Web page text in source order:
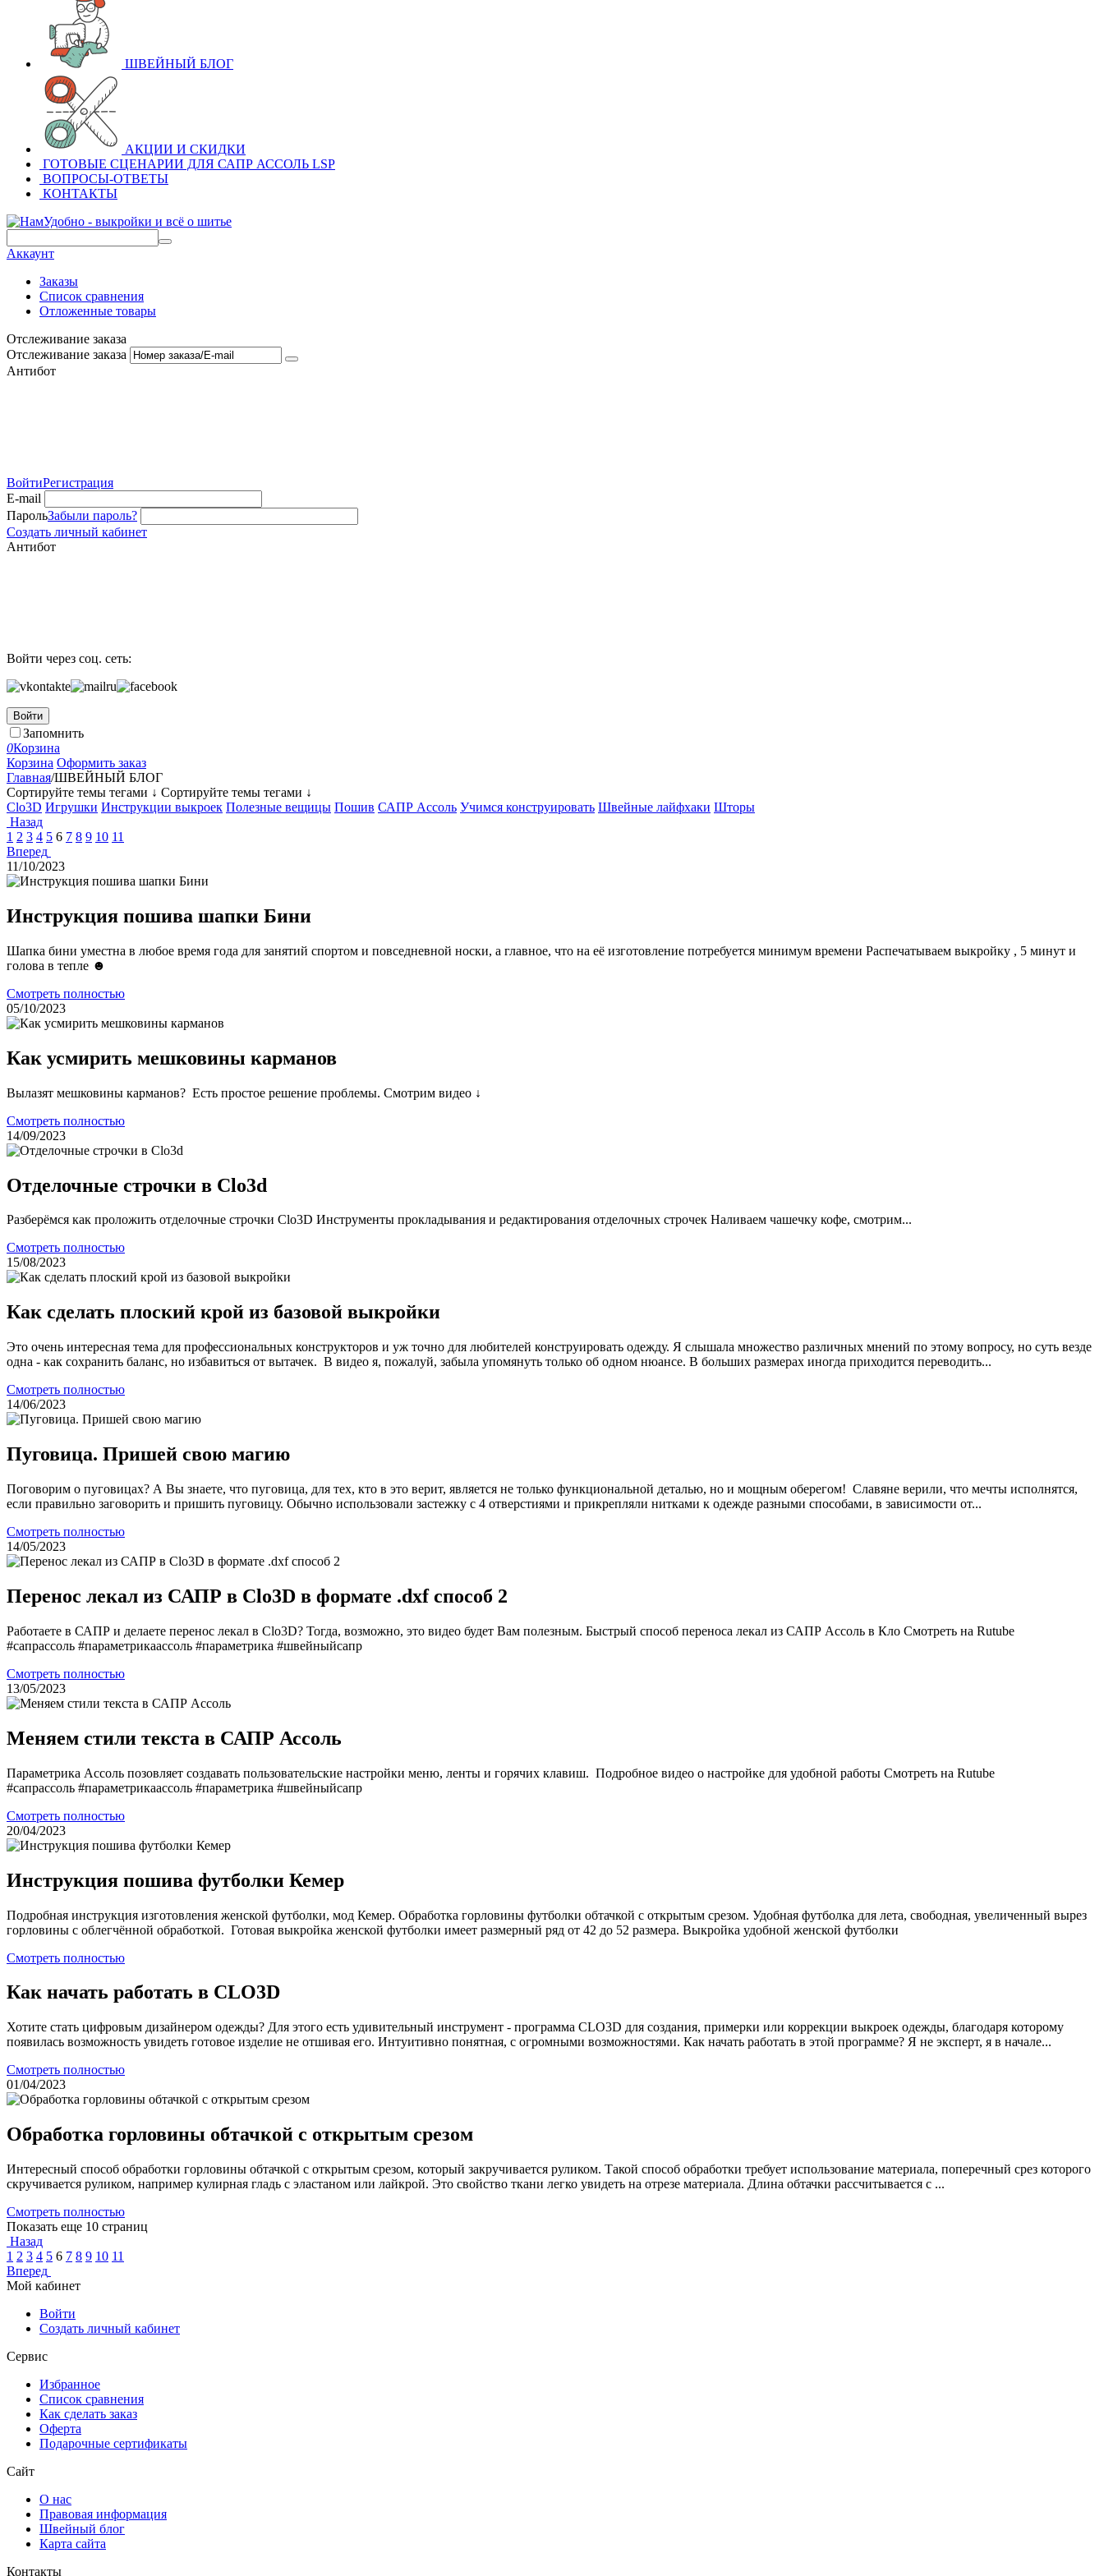
ШВЕЙНЫЙ БЛОГ
АКЦИИ И СКИДКИ
ГОТОВЫЕ СЦЕНАРИИ ДЛЯ САПР АССОЛЬ LSP
ВОПРОСЫ-ОТВЕТЫ
КОНТАКТЫ
Аккаунт
Заказы
Список сравнения
Отложенные товары
Отслеживание заказа
Отслеживание заказа
Антибот
ВойтиРегистрация
E-mail
ПарольЗабыли пароль?
Создать личный кабинет
Антибот
Войти через соц. сеть:
Войти
Запомнить
0Корзина
Корзина Оформить заказ
Главная/ШВЕЙНЫЙ БЛОГ
Сортируйте темы тегами ↓ Сортируйте темы тегами ↓
Clo3D Игрушки Инструкции выкроек Полезные вещицы Пошив САПР Ассоль Учимся конструировать Швейные лайфхаки Шторы
Назад
1 2 3 4 5 6 7 8 9 10 11
Вперед
11/10/2023
Инструкция пошива шапки Бини
Шапка бини уместна в любое время года для занятий спортом и повседневной носки, а главное, что на её изготовление потребуется минимум времени Распечатываем выкройку , 5 минут и
голова в тепле ☻
Смотреть полностью
05/10/2023
Как усмирить мешковины карманов
Вылазят мешковины карманов? Есть простое решение проблемы. Смотрим видео ↓
Смотреть полностью
14/09/2023
Отделочные строчки в Clo3d
Разберёмся как проложить отделочные строчки Clo3D Инструменты прокладывания и редактирования отделочных строчек Наливаем чашечку кофе, смотрим...
Смотреть полностью
15/08/2023
Как сделать плоский крой из базовой выкройки
Это очень интересная тема для профессиональных конструкторов и уж точно для любителей конструировать одежду. Я слышала множество различных мнений по этому вопросу, но суть везде
одна - как сохранить баланс, но избавиться от вытачек. В видео я, пожалуй, забыла упомянуть только об одном нюансе. В больших размерах иногда приходится переводить...
Смотреть полностью
14/06/2023
Пуговица. Пришей свою магию
Поговорим о пуговицах? А Вы знаете, что пуговица, для тех, кто в это верит, является не только функциональной деталью, но и мощным оберегом! Славяне верили, что мечты исполнятся,
если правильно заговорить и пришить пуговицу. Обычно использовали застежку с 4 отверстиями и прикрепляли нитками к одежде разными способами, в зависимости от...
Смотреть полностью
14/05/2023
Перенос лекал из САПР в Clo3D в формате .dxf способ 2
Работаете в САПР и делаете перенос лекал в Clo3D? Тогда, возможно, это видео будет Вам полезным. Быстрый способ переноса лекал из САПР Ассоль в Кло Смотреть на Rutube
#сапрассоль #параметрикаассоль #параметрика #швейныйсапр
Смотреть полностью
13/05/2023
Меняем стили текста в САПР Ассоль
Параметрика Ассоль позовляет создавать пользовательские настройки меню, ленты и горячих клавиш. Подробное видео о настройке для удобной работы Смотреть на Rutube
#сапрассоль #параметрикаассоль #параметрика #швейныйсапр
Смотреть полностью
20/04/2023
Инструкция пошива футболки Кемер
Подробная инструкция изготовления женской футболки, мод Кемер. Обработка горловины футболки обтачкой с открытым срезом. Удобная футболка для лета, свободная, увеличенный вырез
горловины с облегчённой обработкой. Готовая выкройка женской футболки имеет размерный ряд от 42 до 52 размера. Выкройка удобной женской футболки
Смотреть полностью
Как начать работать в CLO3D
Хотите стать цифровым дизайнером одежды? Для этого есть удивительный инструмент - программа CLO3D для создания, примерки или коррекции выкроек одежды, благодаря которому
появилась возможность увидеть готовое изделие не отшивая его. Интуитивно понятная, с огромными возможностями. Как начать работать в этой программе? Я не эксперт, я в начале...
Смотреть полностью
01/04/2023
Обработка горловины обтачкой с открытым срезом
Интересный способ обработки горловины обтачкой с открытым срезом, который закручивается руликом. Такой способ обработки требует использование материала, поперечный срез которого
скручивается руликом, например кулирная гладь с эластаном или лайкрой. Это свойство ткани легко увидеть на отрезе материала. Длина обтачки рассчитывается с ...
Смотреть полностью
Показать еще 10 страниц
Назад
1 2 3 4 5 6 7 8 9 10 11
Вперед
Мой кабинет
Войти
Создать личный кабинет
Сервис
Избранное
Список сравнения
Как сделать заказ
Оферта
Подарочные сертификаты
Сайт
О нас
Правовая информация
Швейный блог
Карта сайта
Контакты